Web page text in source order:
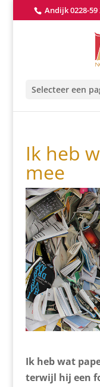
Andijk 0228-59
Selecteer een
Ik heb
mee
Ik heb wat
terwijl hij een